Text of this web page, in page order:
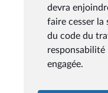
devra
faire cesser la
du code du
responsabilité
engagée.